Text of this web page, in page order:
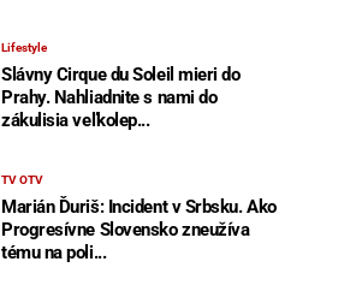
Lifestyle
Slávny Cirque du Soleil mieri do
Prahy. Nahliadnite s nami do
zákulisia veľkolep...
TV OTV
Marián Ďuriš: Incident v Srbsku. Ako
Progresívne Slovensko zneužíva
tému na poli...